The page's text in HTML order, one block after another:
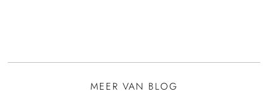
MEER VAN BLOG